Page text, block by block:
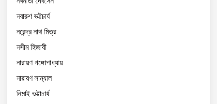
নবারুণ ভট্টচার্য
নরেন্দ্র নাথ মিত্র
নসীম হিজাযী
নারায়ণ গঙ্গোপাধ্যায়
নারায়ণ সান্যাল
নিমাই ভট্টাচার্য